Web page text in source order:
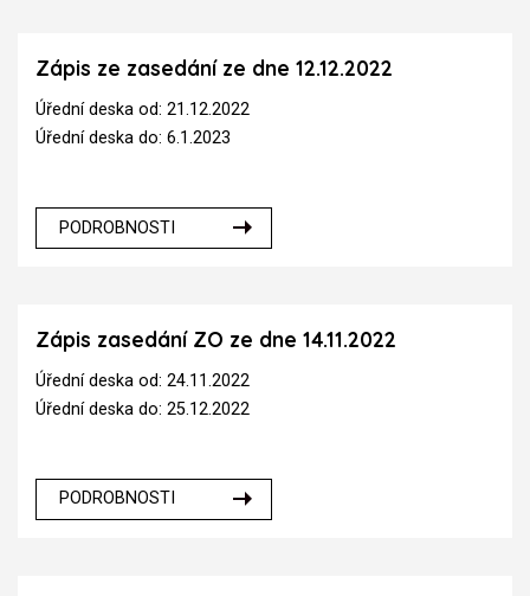
Zápis ze zasedání ze dne 12.12.2022
Úřední deska od: 21.12.2022
Úřední deska do: 6.1.2023
PODROBNOSTI
Zápis zasedání ZO ze dne 14.11.2022
Úřední deska od: 24.11.2022
Úřední deska do: 25.12.2022
PODROBNOSTI